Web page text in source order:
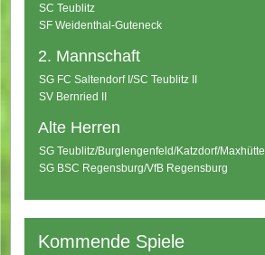
SC Teublitz
SF Weidenthal-Guteneck
2. Mannschaft
SG FC Saltendorf I/SC Teublitz II
SV Bernried II
Alte Herren
SG Teublitz/Burglengenfeld/Katzdorf/Maxhütte
SG BSC Regensburg/VfB Regensburg
Kommende Spiele